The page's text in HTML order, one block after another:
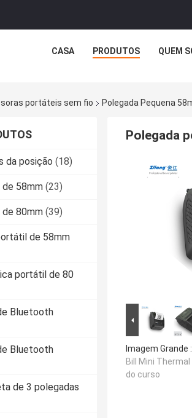
CASA PRODUTOS QUEM
portáteis sem fio Polegada Pequena
da posição (18)
58mm (23)
80mm (39)
de 58mm
portátil de 80
Bluetooth
Bluetooth
de 3 polegadas
Polegada
Imagem Grande :
Bill Mini
do curso